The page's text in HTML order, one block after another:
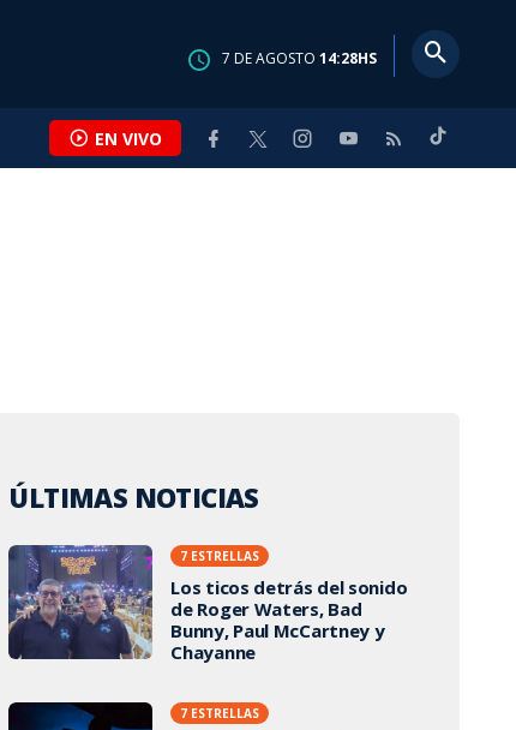
7 DEAGOSTO 14:28HS
EN VIVO
ÚLTIMAS NOTICIAS
7 ESTRELLAS
Los ticos detrás del sonido
de Roger Waters, Bad
Bunny, Paul McCartney y
Chayanne
7 ESTRELLAS